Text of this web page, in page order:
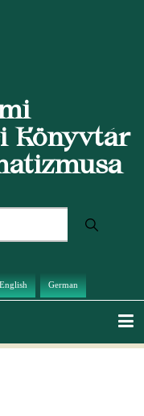
Könyvtár
English German